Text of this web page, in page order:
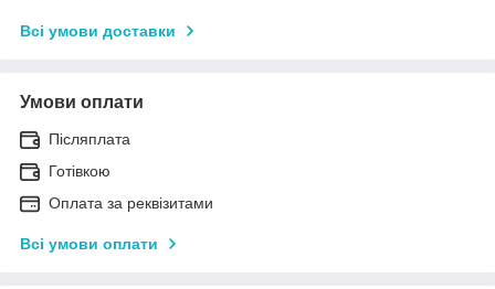
Всі умови доставки
Умови оплати
Післяплата
Готівкою
Оплата за реквізитами
Всі умови оплати